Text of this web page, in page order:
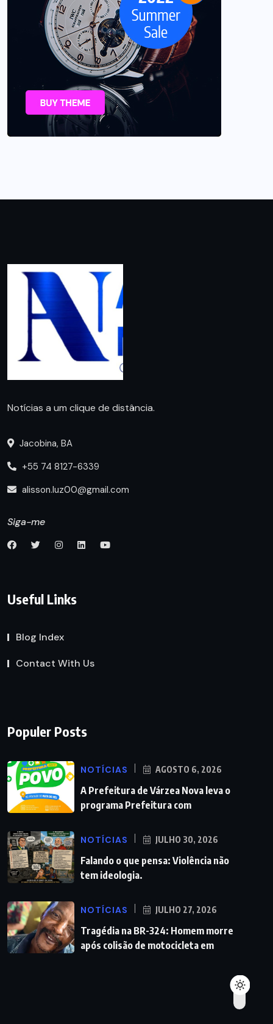
Notícias a um clique de distância.
Jacobina, BA
+55 74 8127-6339
alisson.luz00@gmail.com
Siga-me
Useful Links
Blog Index
Contact With Us
Populer Posts
NOTÍCIAS AGOSTO 6, 2026
A Prefeitura de Várzea Nova leva o
programa Prefeitura com
NOTÍCIAS JULHO 30, 2026
Falando o que pensa: Violência não
tem ideologia.
NOTÍCIAS JULHO 27, 2026
Tragédia na BR-324: Homem morre
após colisão de motocicleta em